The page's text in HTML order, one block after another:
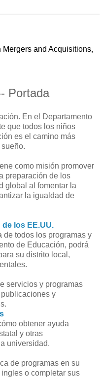
and Acquisitions,
Portada
En el Departamento
que todos los niños
es el camino más
como misión promover
preparación de los
global al fomentar la
la igualdad de
los EE.UU.
de todos los programas y
de Educación, podrá
su distrito local,
servicios y programas
y
obtener ayuda
y otras
universidad.
de programas en su
o completar sus